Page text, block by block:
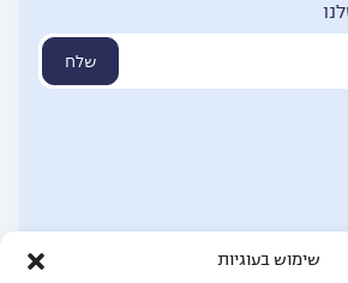
שימוש בעוגיות
שלח